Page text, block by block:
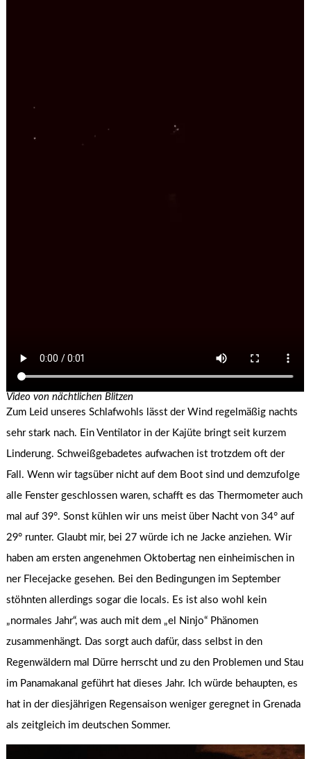
Video von nächtlichen Blitzen
Zum Leid unseres Schlafwohls lässt der Wind regelmäßig nachts
sehr stark nach. Ein Ventilator in der Kajüte bringt seit kurzem
Linderung. Schweißgebadetes aufwachen ist trotzdem oft der
Fall. Wenn wir tagsüber nicht auf dem Boot sind und demzufolge
alle Fenster geschlossen waren, schafft es das Thermometer auch
mal auf 39°. Sonst kühlen wir uns meist über Nacht von 34° auf
29° runter. Glaubt mir, bei 27 würde ich ne Jacke anziehen. Wir
haben am ersten angenehmen Oktobertag nen einheimischen in
ner Flecejacke gesehen. Bei den Bedingungen im September
stöhnten allerdings sogar die locals. Es ist also wohl kein
„normales Jahr“, was auch mit dem „el Ninjo“ Phänomen
zusammenhängt. Das sorgt auch dafür, dass selbst in den
Regenwäldern mal Dürre herrscht und zu den Problemen und Stau
im Panamakanal geführt hat dieses Jahr. Ich würde behaupten, es
hat in der diesjährigen Regensaison weniger geregnet in Grenada
als zeitgleich im deutschen Sommer.